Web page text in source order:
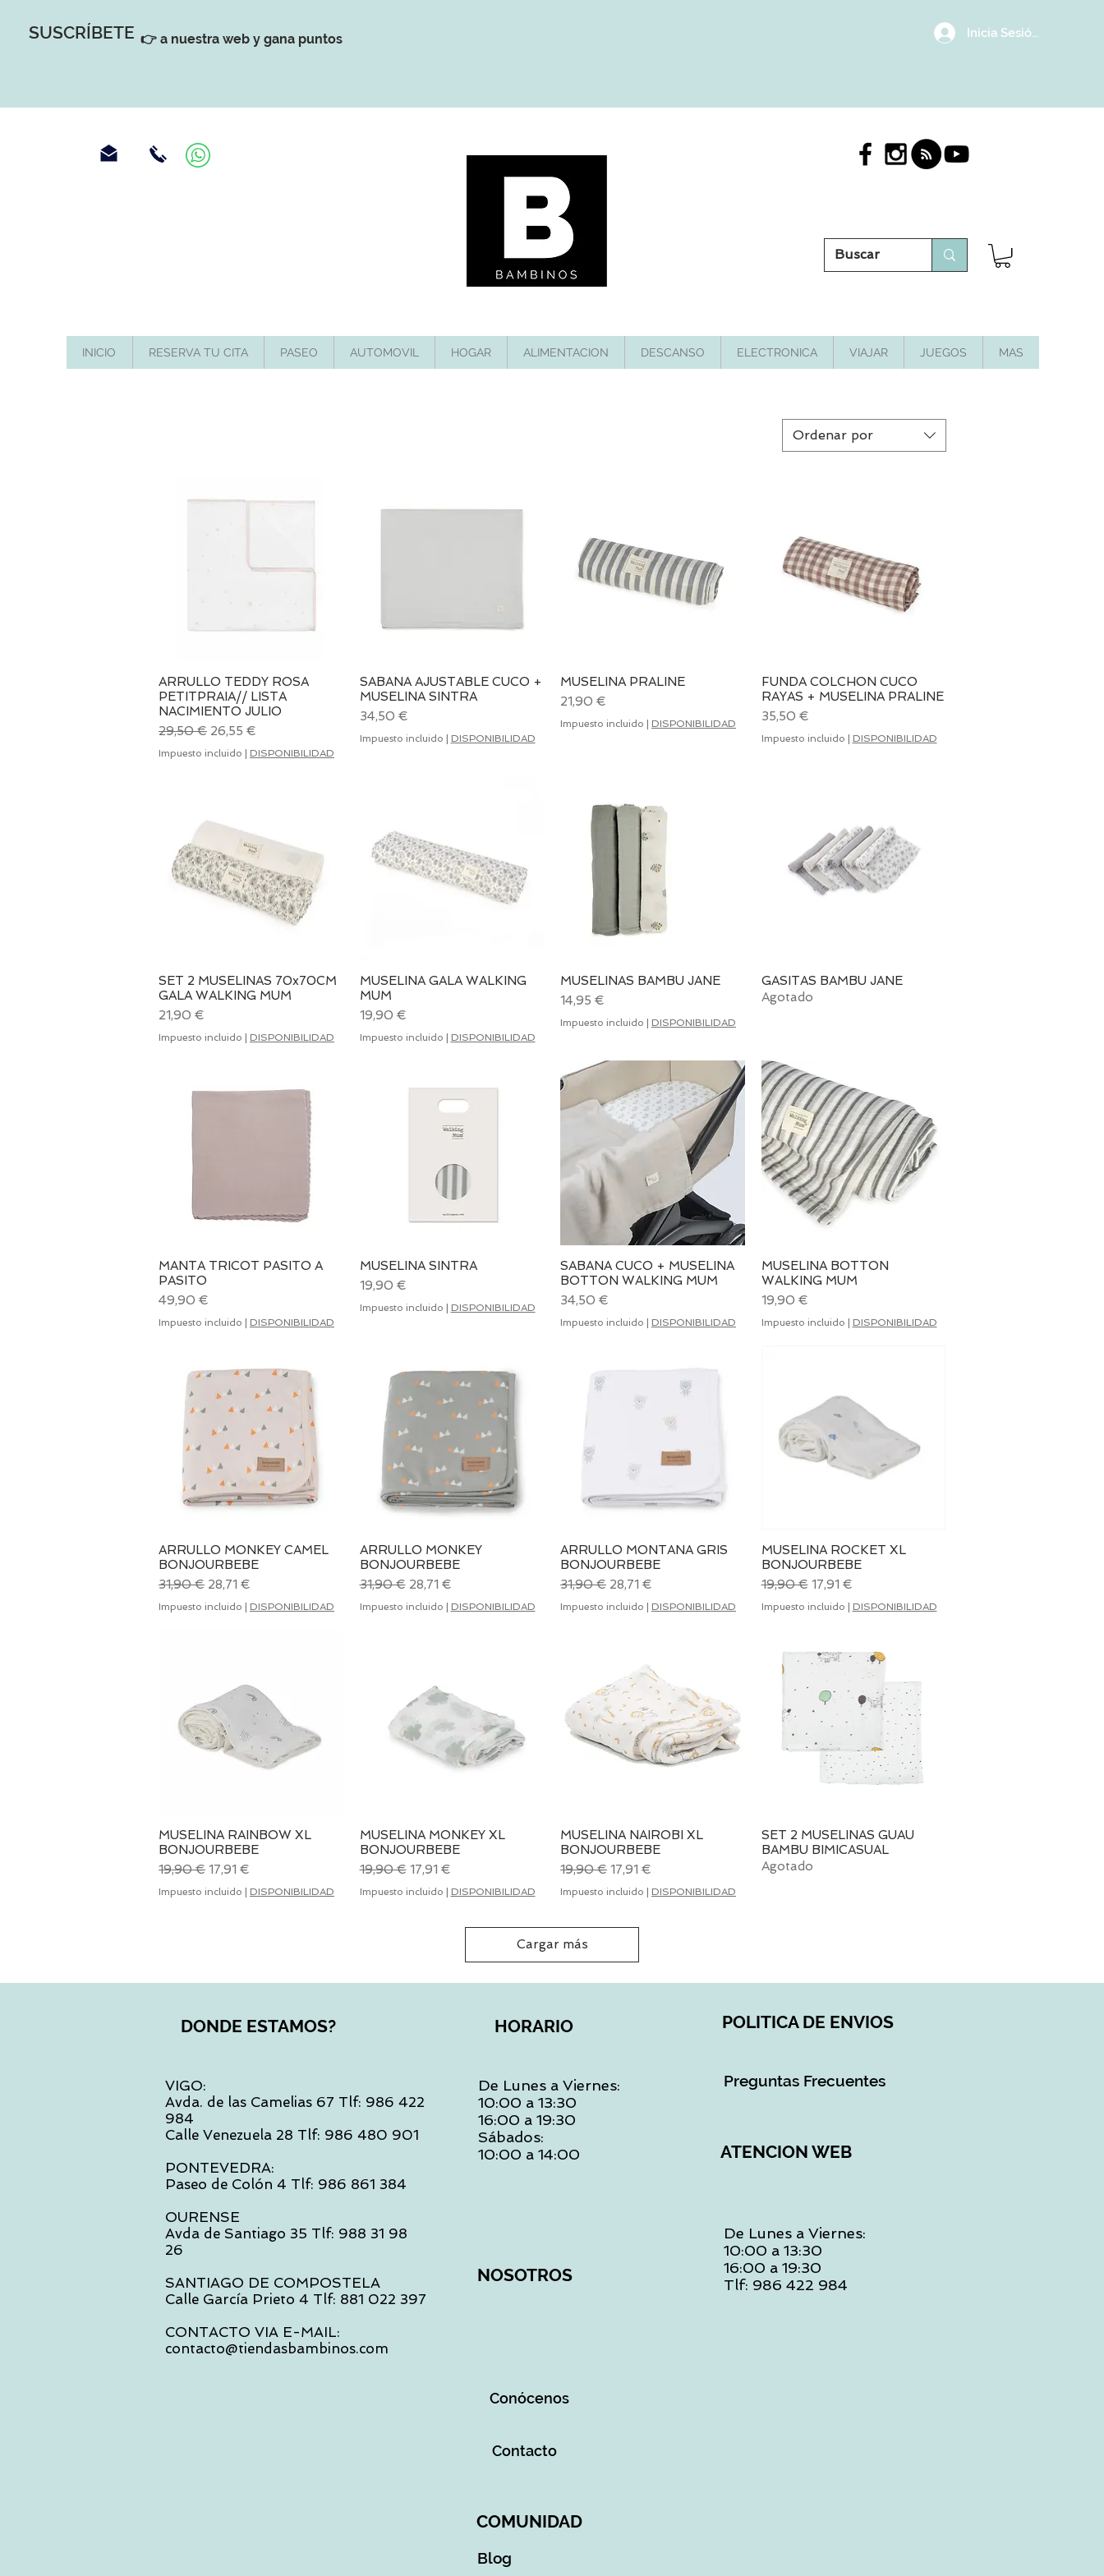
SUSCRÍBETE 👉 a nuestra web y gana puntos Inicia Sesión/
INICIO RESERVA TU CITA PASEO AUTOMOVIL HOGAR ALIMENTACION DESCANSO ELECTRONICA VIAJAR JUEGOS MAS
Ordenar por
Vista rápida
ARRULLO TEDDY ROSA
PETITPRAIA// LISTA
NACIMIENTO JULIO
Precio
29,50 € Precio de oferta
26,55 €
Impuesto incluido | DISPONIBILIDAD
Vista rápida
SABANA AJUSTABLE CUCO +
MUSELINA SINTRA
Precio
34,50 €
Impuesto incluido | DISPONIBILIDAD
Vista rápida
MUSELINA PRALINE
Precio
21,90 €
Impuesto incluido | DISPONIBILIDAD
Vista rápida
FUNDA COLCHON CUCO
RAYAS + MUSELINA PRALINE
Precio
35,50 €
Impuesto incluido | DISPONIBILIDAD
Vista rápida
SET 2 MUSELINAS 70x70CM
GALA WALKING MUM
Precio
21,90 €
Impuesto incluido DISPONIBILIDAD
Vista rápida
MUSELINA GALA WALKING
MUM
Precio
19,90 €
Impuesto incluido DISPONIBILIDAD
Vista rápida
MUSELINAS BAMBU JANE
Precio
14,95 €
Impuesto incluido DISPONIBILIDAD
Vista rápida
GASITAS BAMBU JANE
Agotado
Vista rápida
MANTA TRICOT PASITO A
PASITO
Precio
49,90 €
Impuesto incluido | DISPONIBILIDAD
Vista rápida
MUSELINA SINTRA
Precio
19,90 €
Impuesto incluido | DISPONIBILIDAD
Vista rápida
SABANA CUCO + MUSELINA
BOTTON WALKING MUM
Precio
34,50 €
Impuesto incluido | DISPONIBILIDAD
Vista rápida
MUSELINA BOTTON
WALKING MUM
Precio
19,90 €
Impuesto incluido | DISPONIBILIDAD
Vista rápida
ARRULLO MONKEY CAMEL
BONJOURBEBE
Precio
31,90 € Precio de oferta
28,71 €
Impuesto incluido DISPONIBILIDAD
Vista rápida
ARRULLO MONKEY
BONJOURBEBE
Precio
31,90 € Precio de oferta
28,71 €
Impuesto incluido DISPONIBILIDAD
Vista rápida
ARRULLO MONTANA GRIS
BONJOURBEBE
Precio
31,90 € Precio de oferta
28,71 €
Impuesto incluido DISPONIBILIDAD
Vista rápida
MUSELINA ROCKET XL
BONJOURBEBE
Precio
19,90 € Precio de oferta
17,91 €
Impuesto incluido DISPONIBILIDAD
Vista rápida
MUSELINA RAINBOW XL
BONJOURBEBE
Precio
19,90 € Precio de oferta
17,91 €
Impuesto incluido | DISPONIBILIDAD
Vista rápida
MUSELINA MONKEY XL
BONJOURBEBE
Precio
19,90 € Precio de oferta
17,91 €
Impuesto incluido | DISPONIBILIDAD
Vista rápida
MUSELINA NAIROBI XL
BONJOURBEBE
Precio
19,90 € Precio de oferta
17,91 €
Impuesto incluido | DISPONIBILIDAD
Vista rápida
SET 2 MUSELINAS GUAU
BAMBU BIMICASUAL
Agotado
Cargar más
DONDE ESTAMOS?
VIGO:
Avda. de las Camelias 67 Tlf: 986 422
984
Calle Venezuela 28 Tlf: 986 480 901
PONTEVEDRA:
Paseo de Colón 4 Tlf: 986 861 384
OURENSE
Avda de Santiago 35 Tlf: 988 31 98
26
SANTIAGO DE COMPOSTELA
Calle García Prieto 4 Tlf: 881 022 397
CONTACTO VIA E-MAIL:
contacto@tiendasbambinos.com
HORARIO POLITICA DE ENVIOS
De Lunes a Viernes:
10:00 a 13:30
16:00 a 19:30
Sábados:
10:00 a 14:00
Preguntas Frecuentes
ATENCION WEB
NOSOTROS
De Lunes a Viernes:
10:00 a 13:30
16:00 a 19:30
Tlf: 986 422 984
Conócenos
Contacto
COMUNIDAD
Blog